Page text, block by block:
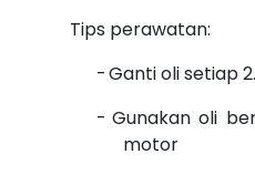
Tips perawatan:
-Ganti oli setiap
- Gunakan oli
motor